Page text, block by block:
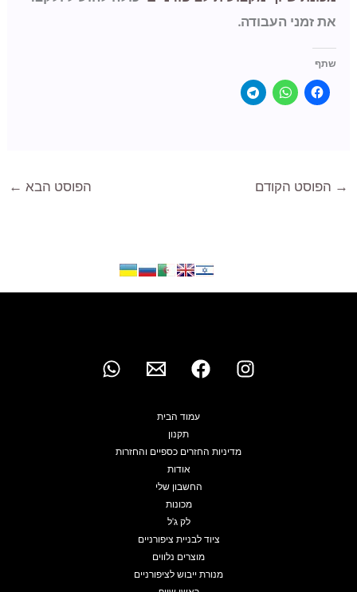
את זמני העבודה.
שתף
→ הפוסט הקודם הפוסט הבא ←
עמוד הבית
תקנון
מדיניות החזרים כספיים והחזרות
אודות
החשבון שלי
מכונות
לק ג'ל
ציוד לבניית ציפורניים
מוצרים נלווים
מנורת ייבוש לציפורניים